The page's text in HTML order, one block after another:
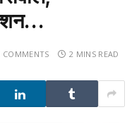
COMMENTS 2 MINS READ